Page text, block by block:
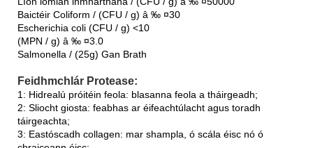
Baictéir Coliform / (CFU / g) â ‰ ¤30
Escherichia coli (CFU / g) <10
(MPN / g) â ‰ ¤3.0
Salmonella / (25g) Gan Brath
Feidhmchlár Protease:
1: Hidrealú próitéin feola: blasanna feola a tháirgeadh;
2: Sliocht giosta: feabhas ar éifeachtúlacht agus toradh
táirgeachta;
3: Eastóscadh collagen: mar shampla, ó scála éisc nó ó